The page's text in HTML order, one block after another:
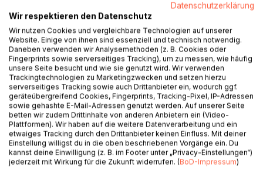
BESCHREIBUNG
die abgründe der menschlichen seele sind das thema
dieses buches
reduziert in form und inhalt
auf das notwendige
Datenschutzerklärung
Wir respektieren den Datenschutz
Wir nutzen Cookies und vergleichbare Technologien auf unserer
Website. Einige von ihnen sind essenziell und technisch notwendig.
Daneben verwenden wir Analysemethoden (z. B. Cookies oder
Fingerprints sowie serverseitiges Tracking), um zu messen, wie häufig
unsere Seite besucht und wie sie genutzt wird. Wir verwenden
Trackingtechnologien zu Marketingzwecken und setzen hierzu
serverseitiges Tracking sowie auch Drittanbieter ein, wodurch ggf.
geräteübergreifend Cookies, Fingerprints, Tracking-Pixel, IP-Adressen
sowie gehashte E-Mail-Adressen genutzt werden. Auf unserer Seite
betten wir zudem Drittinhalte von anderen Anbietern ein (Video-
Plattformen). Wir haben auf die weitere Datenverarbeitung und ein
etwaiges Tracking durch den Drittanbieter keinen Einfluss. Mit deiner
Einstellung willigst du in die oben beschriebenen Vorgänge ein. Du
kannst deine Einwilligung (z. B. im Footer unter „Privacy-Einstellungen“)
jederzeit mit Wirkung für die Zukunft widerrufen. (BoD-Impressum)